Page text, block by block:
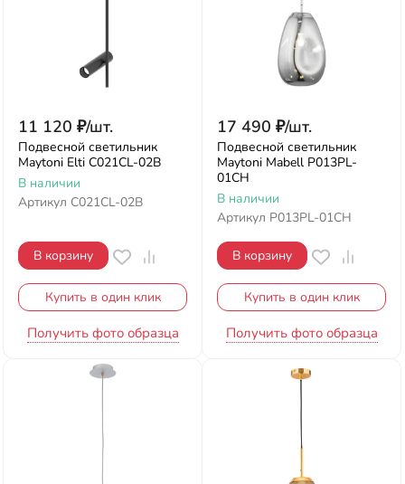
11 120 ₽/шт.
Подвесной светильник
Maytoni Elti C021CL-02B
В наличии
Артикул C021CL-02B
В корзину
Купить в один клик
Получить фото образца
17 490 ₽/шт.
Подвесной светильник
Maytoni Mabell P013PL-
01CH
В наличии
Артикул P013PL-01CH
В корзину
Купить в один клик
Получить фото образца